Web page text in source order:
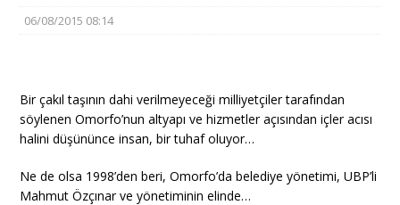
06/08/2015 08:14
Bir çakıl taşının dahi verilmeyeceği milliyetçiler tarafından
söylenen Omorfo’nun altyapı ve hizmetler açısından içler acısı
halini düşününce insan, bir tuhaf oluyor…
Ne de olsa 1998’den beri, Omorfo’da belediye yönetimi, UBP’li
Mahmut Özçınar ve yönetiminin elinde…